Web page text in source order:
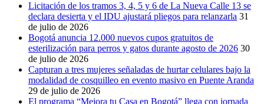
Licitación de los tramos 3, 4, 5 y 6 de La Nueva Calle 13 se
declara desierta y el IDU ajustará pliegos para relanzarla 31
de julio de 2026
Bogotá anuncia 12.000 nuevos cupos gratuitos de
esterilización para perros y gatos durante agosto de 2026 30
de julio de 2026
Capturan a tres mujeres señaladas de hurtar celulares bajo la
modalidad de cosquilleo en evento masivo en Puente Aranda
29 de julio de 2026
El programa “Mejora tu Casa en Bogotá” llega con jornada